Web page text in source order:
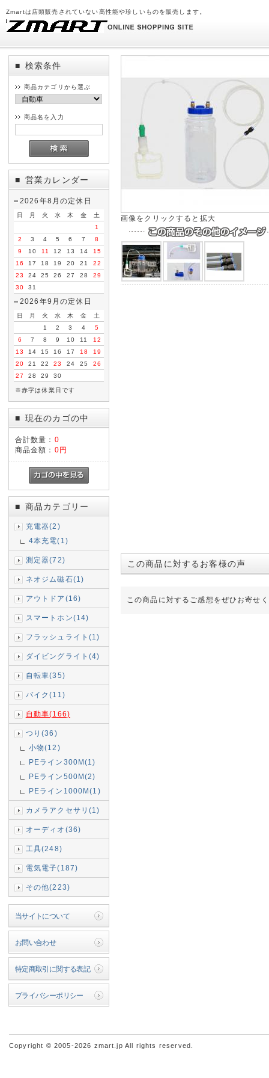
Zmartは店頭販売されていない高性能や珍しいものを販売します。
■ 検索条件
商品カテゴリから選ぶ
商品名を入力
■ 営業カレンダー
2026年8月の定休日
日 月 火 水 木 金
土
1
2
3 4 5 6 7
8
9
10 11 12 13 14
15
16
17 18 19 20 21
22
23
24 25 26 27 28
29
30
31
2026年9月の定休日
日 月 火 水 木 金
土
1
2 3 4
5
6
7 8 9 10 11
12
13
14 15 16 17 18
19
20
21 22 23 24 25
26
27
28 29 30
※赤字は休業日です
■ 現在のカゴの中
合計数量： 0
商品金額： 0円
■ 商品カテゴリー
充電器(2)
4本充電(1)
測定器(72)
ネオジム磁石(1)
アウトドア(16)
スマートホン(14)
フラッシュライト(1)
ダイビングライト(4)
自転車(35)
バイク(11)
自動車(166)
つり(36)
小物(12)
PEライン300M(1)
PEライン500M(2)
PEライン1000M(1)
カメラアクセサリ(1)
オーディオ(36)
工具(248)
電気電子(187)
その他(223)
当サイトについて
お問い合わせ
特定商取引に関する表記
プライバシーポリシー
画像をクリックすると拡大
この商品に対するお客様の声
この商品に対するご感想をぜひお寄せ
Copyright © 2005-2026 zmart.jp All rights reserved.